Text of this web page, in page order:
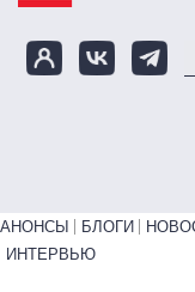
Primary links bottom
АНОНСЫ БЛОГИ
ИНТЕРВЬЮ